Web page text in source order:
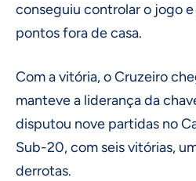
conseguiu controlar o jogo
pontos fora de casa.
Com a vitória, o Cruzeiro
manteve a liderança da
disputou nove partidas no
Sub-20, com seis vitórias,
derrotas.